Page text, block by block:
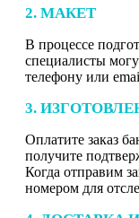
2. МАКЕТ
В процессе
специалисты
телефону или
3.
Оплатите заказ
получите
Когда отправим
номером для